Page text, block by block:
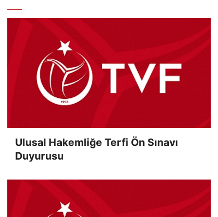
Ulusal Hakemliğe Terfi Ön Sınavı
Duyurusu